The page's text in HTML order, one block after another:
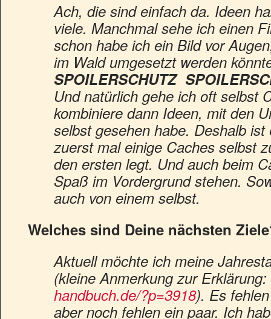
Ach, die sind einfach da. Ideen
viele. Manchmal sehe ich einen
schon habe ich ein Bild vor
im Wald umgesetzt werden
SPOILERSCHUTZ
Und natürlich gehe ich oft selbst
kombiniere dann Ideen, mit den
selbst gesehen habe. Deshalb
zuerst mal einige Caches selbst
den ersten legt. Und auch beim
Spaß im Vordergrund stehen.
auch von einem selbst.
Welches sind Deine nächsten
Aktuell möchte ich meine
(kleine Anmerkung zur Erklärung:
handbuch.de/?p=3918). Es
aber noch fehlen ein paar. Ich